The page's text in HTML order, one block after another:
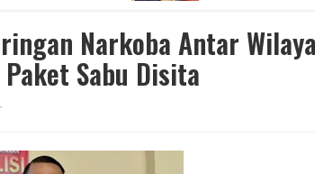
Narkoba Antar
Sabu Disita